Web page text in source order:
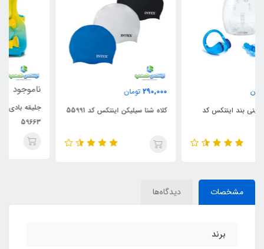
کلاه شنا سیلیکن اینتکس کد 55991
جلیقه بادی کودک اینتکس کد
مشخصات دیدگاه‌ها
برند